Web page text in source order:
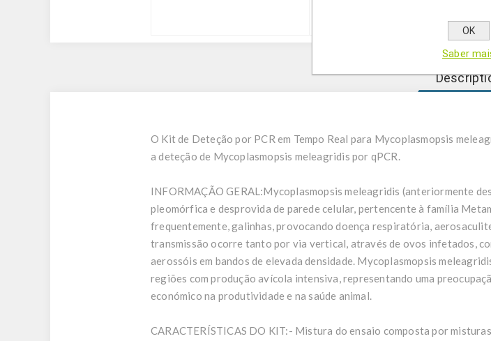
O Kit de Deteção por PCR em Tempo Real para Mycoplasmopsis
a deteção de Mycoplasmopsis meleagridis por qPCR.
INFORMAÇÃO GERAL:Mycoplasmopsis meleagridis (anteriormente
pleomórfica e desprovida de parede celular, pertencente à família
frequentemente, galinhas, provocando doença respiratória,
transmissão ocorre tanto por via vertical, através de ovos infetados,
aerossóis em bandos de elevada densidade. Mycoplasmopsis
regiões com produção avícola intensiva, representando uma
económico na produtividade e na saúde animal.
CARACTERÍSTICAS DO KIT:- Mistura do ensaio composta por
OK
Saber